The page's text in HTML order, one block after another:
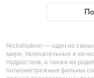
Nickelodeon — один из
мире. Увлекательные и
подростков, а также их
полнометражные фильмы